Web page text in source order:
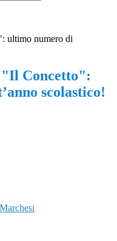
ultimo numero di
Concetto":
scolastico!